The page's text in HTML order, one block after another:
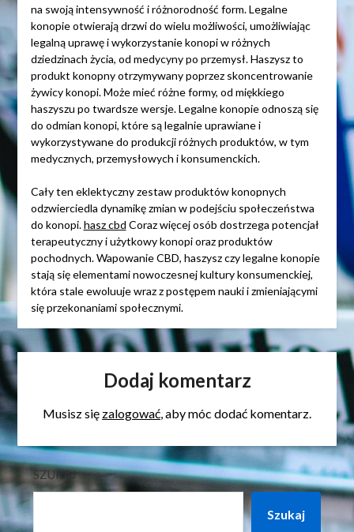
na swoją intensywność i różnorodność form. Legalne
konopie otwierają drzwi do wielu możliwości, umożliwiając
legalną uprawę i wykorzystanie konopi w różnych
dziedzinach życia, od medycyny po przemysł. Haszysz to
produkt konopny otrzymywany poprzez skoncentrowanie
żywicy konopi. Może mieć różne formy, od miękkiego
haszyszu po twardsze wersje. Legalne konopie odnoszą się
do odmian konopi, które są legalnie uprawiane i
wykorzystywane do produkcji różnych produktów, w tym
medycznych, przemysłowych i konsumenckich.
Cały ten eklektyczny zestaw produktów konopnych
odzwierciedla dynamikę zmian w podejściu społeczeństwa
do konopi.hasz cbd Coraz więcej osób dostrzega potencjał
terapeutyczny i użytkowy konopi oraz produktów
pochodnych. Wapowanie CBD, haszysz czy legalne konopie
stają się elementami nowoczesnej kultury konsumenckiej,
która stale ewoluuje wraz z postępem nauki i zmieniającymi
się przekonaniami społecznymi.
Dodaj komentarz
Musisz się zalogować, aby móc dodać komentarz.
SZUKAJ
Szukaj